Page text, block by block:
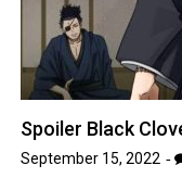
Spoiler Black
September 15, 2022